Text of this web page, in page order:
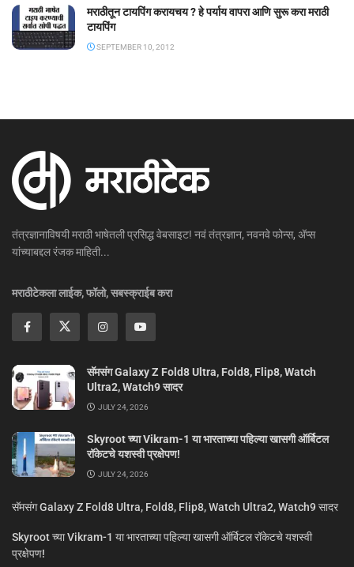
मराठीतून टायपिंग करायचय ? हे पर्याय वापरा आणि सुरू करा मराठी
टायपिंग
SEPTEMBER 10, 2012
तंत्रज्ञानाविषयी मराठी भाषेतली प्रसिद्ध वेबसाइट! नवं तंत्रज्ञान, नवनवे फोन्स, ॲप्स
यांच्याबद्दल रंजक माहिती...
मराठीटेकला लाईक, फॉलो, सबस्क्राईब करा
सॅमसंग Galaxy Z Fold8 Ultra, Fold8, Flip8, Watch
Ultra2, Watch9 सादर
JULY 24, 2026
Skyroot च्या Vikram-1 या भारताच्या पहिल्या खासगी ऑर्बिटल
रॉकेटचे यशस्वी प्रक्षेपण!
JULY 24, 2026
सॅमसंग Galaxy Z Fold8 Ultra, Fold8, Flip8, Watch Ultra2, Watch9 सादर
Skyroot च्या Vikram-1 या भारताच्या पहिल्या खासगी ऑर्बिटल रॉकेटचे यशस्वी
प्रक्षेपण!